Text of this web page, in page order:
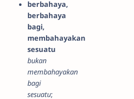
berbahaya,
berbahaya
bagi,
membahayakan
sesuatu
bukan
membahayakan
bagi
sesuatu;